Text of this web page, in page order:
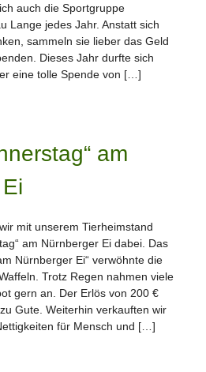
auch die Sportgruppe
Lange jedes Jahr. Anstatt sich
sammeln sie lieber das Geld
Dieses Jahr durfte sich
eine tolle Spende von […]
am
mit unserem Tierheimstand
am Nürnberger Ei dabei. Das
Nürnberger Ei“ verwöhnte die
Trotz Regen nahmen viele
gern an. Der Erlös von 200 €
Gute. Weiterhin verkauften wir
für Mensch und […]